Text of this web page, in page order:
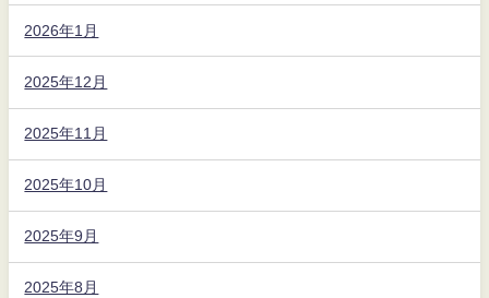
2026年1月
2025年12月
2025年11月
2025年10月
2025年9月
2025年8月